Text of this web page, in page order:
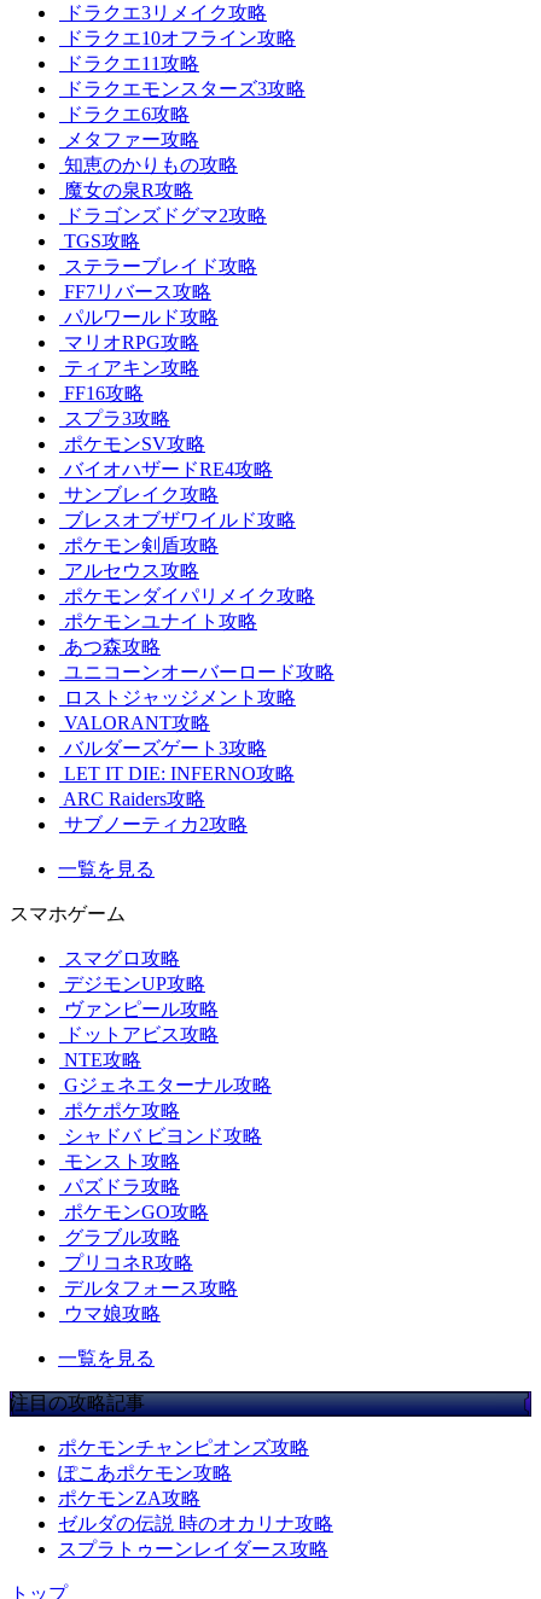
ドラクエ3リメイク攻略
ドラクエ10オフライン攻略
ドラクエ11攻略
ドラクエモンスターズ3攻略
ドラクエ6攻略
メタファー攻略
知恵のかりもの攻略
魔女の泉R攻略
ドラゴンズドグマ2攻略
TGS攻略
ステラーブレイド攻略
FF7リバース攻略
パルワールド攻略
マリオRPG攻略
ティアキン攻略
FF16攻略
スプラ3攻略
ポケモンSV攻略
バイオハザードRE4攻略
サンブレイク攻略
ブレスオブザワイルド攻略
ポケモン剣盾攻略
アルセウス攻略
ポケモンダイパリメイク攻略
ポケモンユナイト攻略
あつ森攻略
ユニコーンオーバーロード攻略
ロストジャッジメント攻略
VALORANT攻略
バルダーズゲート3攻略
LET IT DIE: INFERNO攻略
ARC Raiders攻略
サブノーティカ2攻略
一覧を見る
スマホゲーム
スマグロ攻略
デジモンUP攻略
ヴァンピール攻略
ドットアビス攻略
NTE攻略
Gジェネエターナル攻略
ポケポケ攻略
シャドバ ビヨンド攻略
モンスト攻略
パズドラ攻略
ポケモンGO攻略
グラブル攻略
プリコネR攻略
デルタフォース攻略
ウマ娘攻略
一覧を見る
注目の攻略記事
ポケモンチャンピオンズ攻略
ぽこあポケモン攻略
ポケモンZA攻略
ゼルダの伝説 時のオカリナ攻略
スプラトゥーンレイダース攻略
トップ